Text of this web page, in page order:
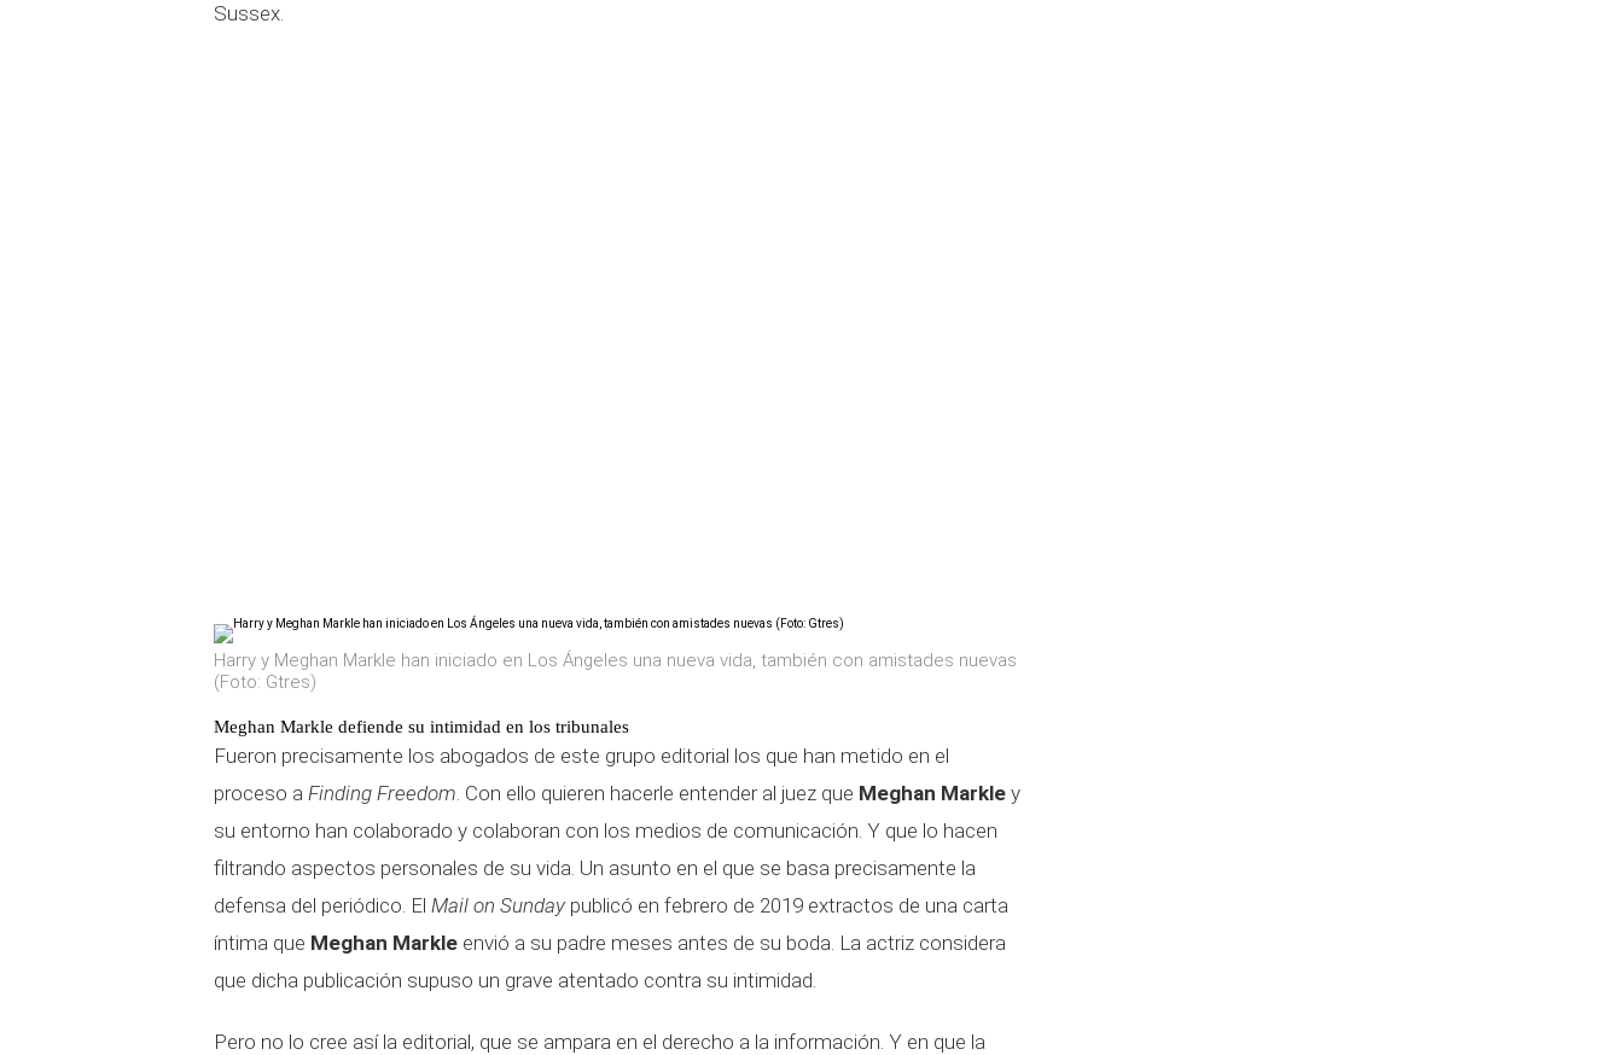
Sussex.
Harry y Meghan Markle han iniciado en Los Ángeles una nueva vida, también con amistades nuevas
(Foto: Gtres)
Meghan Markle defiende su intimidad en los tribunales
Fueron precisamente los abogados de este grupo editorial los que han metido en el
proceso a Finding Freedom. Con ello quieren hacerle entender al juez que Meghan Markle y
su entorno han colaborado y colaboran con los medios de comunicación. Y que lo hacen
filtrando aspectos personales de su vida. Un asunto en el que se basa precisamente la
defensa del periódico. El Mail on Sunday publicó en febrero de 2019 extractos de una carta
íntima que Meghan Markle envió a su padre meses antes de su boda. La actriz considera
que dicha publicación supuso un grave atentado contra su intimidad.
Pero no lo cree así la editorial, que se ampara en el derecho a la información. Y en que la